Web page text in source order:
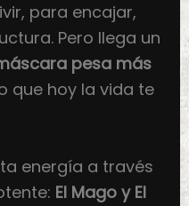
para encajar,
Pero llega un
pesa más
que hoy la vida te
energía a través
El Mago y El